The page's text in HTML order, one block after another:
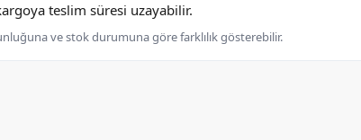
teslim süresi uzayabilir.
ve stok durumuna göre farklılık gösterebilir.